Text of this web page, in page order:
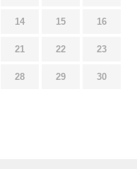
14 15 16
21 22 23
28 29 30